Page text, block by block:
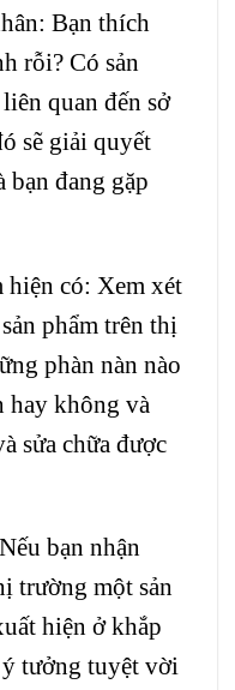
Bạn thích
rỗi? Có sản
quan đến sở
sẽ giải quyết
bạn đang gặp
hiện có: Xem xét
phẩm trên thị
phàn nàn nào
hay không và
sửa chữa được
bạn nhận
trường một sản
hiện ở khắp
tưởng tuyệt vời